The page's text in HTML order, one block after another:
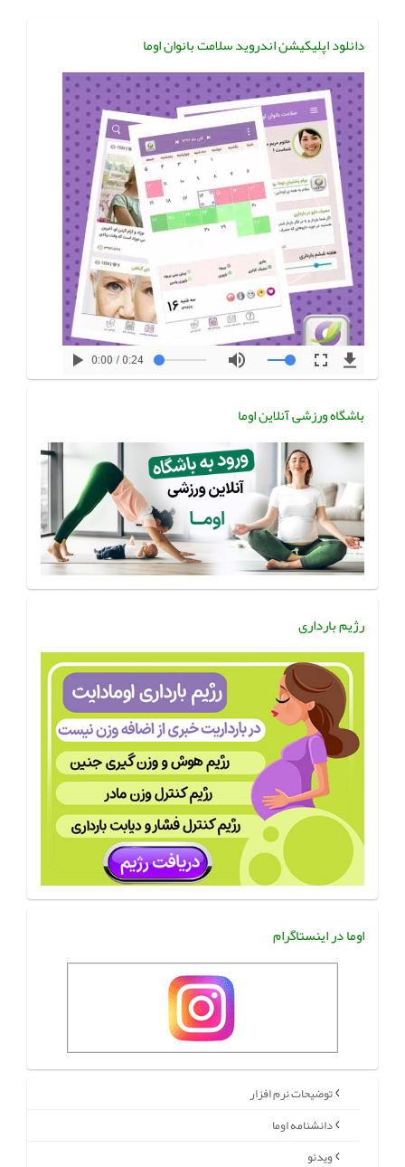
دانلود اپلیکیشن اندروید سلامت بانوان اوما
باشگاه ورزشی آنلاین اوما
رژیم بارداری
اوما در اینستاگرام
توضیحات نرم افزار
دانشنامه اوما
ویدئو